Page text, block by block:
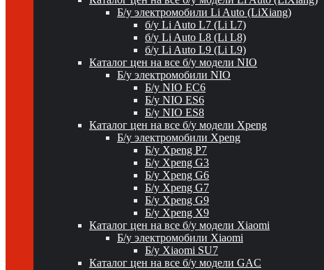
Б/у электромобили Li Auto (LiXiang)
б/у Li Auto L7 (Li L7)
б/у Li Auto L8 (Li L8)
б/у Li Auto L9 (Li L9)
Каталог цен на все б/у модели NIO
Б/у электромобили NIO
Б/у NIO EC6
Б/у NIO ES6
Б/у NIO ES8
Каталог цен на все б/у модели Xpeng
Б/у электромобили Xpeng
Б/у Xpeng P7
Б/у Xpeng G3
Б/у Xpeng G6
Б/у Xpeng G7
Б/у Xpeng G9
Б/у Xpeng X9
Каталог цен на все б/у модели Xiaomi
Б/у электромобили Xiaomi
Б/у Xiaomi SU7
Каталог цен на все б/у модели GAC